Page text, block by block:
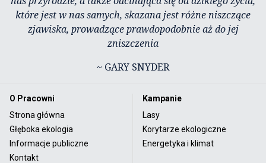
które jest w nas samych, skazana jest różne niszczące
zjawiska, prowadzące prawdopodobnie aż do jej
zniszczenia
~ GARY SNYDER
O Pracowni
Strona główna
Głęboka ekologia
Informacje publiczne
Kontakt
Kampanie
Lasy
Korytarze ekologiczne
Energetyka i klimat